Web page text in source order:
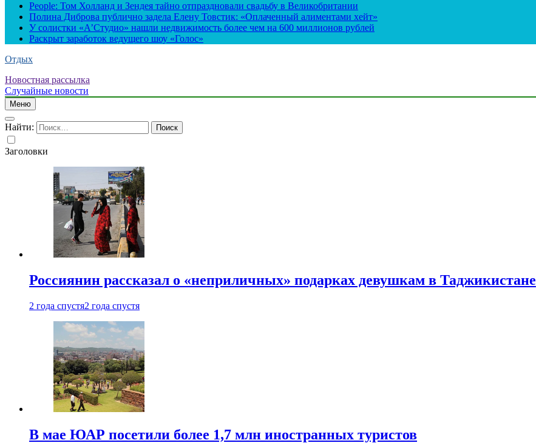
People: Том Холланд и Зендея тайно отпраздновали свадьбу в Великобритании
Полина Диброва публично задела Елену Товстик: «Оплаченный алиментами хейт»
У солистки «А’Студио» нашли недвижимость более чем на 600 миллионов рублей
Раскрыт заработок ведущего шоу «Голос»
Отдых
Новостная рассылка
Случайные новости
Меню
Найти:
Заголовки
Россиянин рассказал о «неприличных» подарках девушкам в Таджикистане
2 года спустя2 года спустя
В мае ЮАР посетили более 1,7 млн иностранных туристов